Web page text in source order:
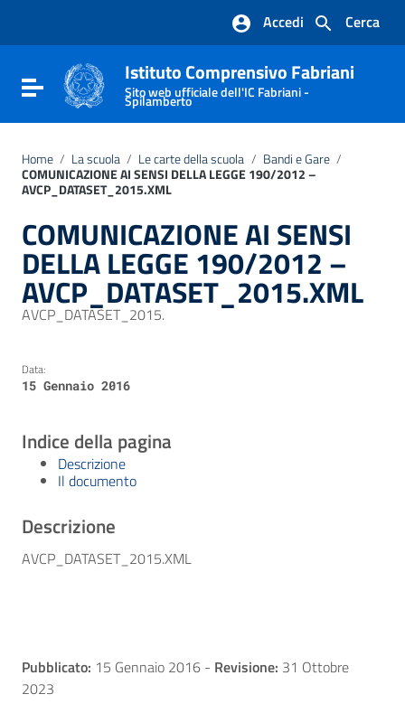
Vai al footer
Cerca
Accedi
Attiva / disattiva la navigazione
Istituto Comprensivo Fabriani
Sito web ufficiale dell'IC Fabriani -
Spilamberto
Home / La scuola / Le carte della scuola / Bandi e Gare /
COMUNICAZIONE AI SENSI DELLA LEGGE 190/2012 –
AVCP_DATASET_2015.XML
COMUNICAZIONE AI SENSI
DELLA LEGGE 190/2012 –
AVCP_DATASET_2015.XML
AVCP_DATASET_2015.
Data:
15 Gennaio 2016
Indice della pagina
Descrizione
Il documento
Descrizione
AVCP_DATASET_2015.XML
Pubblicato: 15 Gennaio 2016 - Revisione: 31 Ottobre
2023